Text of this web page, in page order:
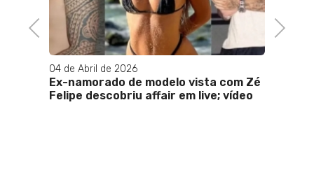
Previous
04 de Abril de 2026
Ex-namorado de modelo vista com Zé
Felipe descobriu affair em live; vídeo
Next